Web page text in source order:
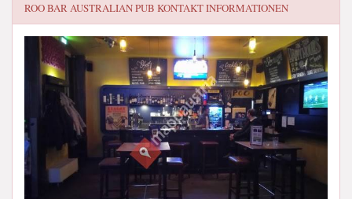
ROO BAR AUSTRALIAN PUB KONTAKT INFORMATIONEN